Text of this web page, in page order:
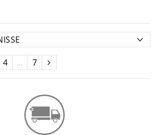
4 ... 7